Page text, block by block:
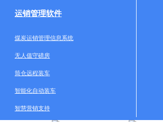
运销管理软件
煤炭运销管理信息系统
无人值守磅房
筒仓远程装车
智能化自动装车
智慧营销支持